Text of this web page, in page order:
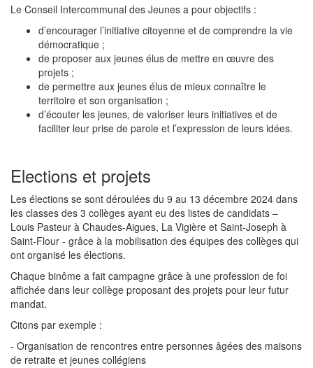
Le Conseil Intercommunal des Jeunes a pour objectifs :
d’encourager l’initiative citoyenne et de comprendre la vie
démocratique ;
de proposer aux jeunes élus de mettre en œuvre des
projets ;
de permettre aux jeunes élus de mieux connaître le
territoire et son organisation ;
d’écouter les jeunes, de valoriser leurs initiatives et de
faciliter leur prise de parole et l’expression de leurs idées.
Elections et projets
Les élections se sont déroulées du 9 au 13 décembre 2024 dans
les classes des 3 collèges ayant eu des listes de candidats –
Louis Pasteur à Chaudes-Aigues, La Vigière et Saint-Joseph à
Saint-Flour - grâce à la mobilisation des équipes des collèges qui
ont organisé les élections.
Chaque binôme a fait campagne grâce à une profession de foi
affichée dans leur collège proposant des projets pour leur futur
mandat.
Citons par exemple :
- Organisation de rencontres entre personnes âgées des maisons
de retraite et jeunes collégiens